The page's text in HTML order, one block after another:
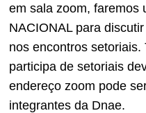
em sala zoom, faremos
NACIONAL para
nos encontros setoriais.
participa de setoriais
endereço zoom pode
integrantes da Dnae.